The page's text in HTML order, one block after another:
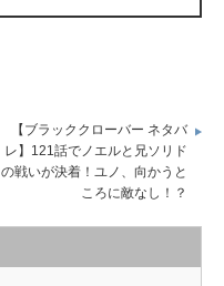
【ブラッククローバー ネタバ
レ】121話でノエルと兄ソリド
の戦いが決着！ユノ、向かうと
ころに敵なし！？